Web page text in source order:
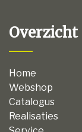
Overzicht
Home
Webshop
Catalogus
Realisaties